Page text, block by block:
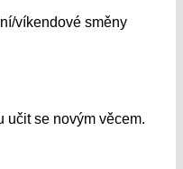
víkendové směny
učit se novým věcem.